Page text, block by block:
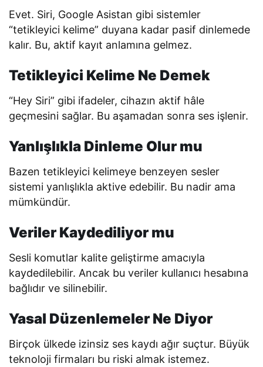
Evet. Siri, Google Asistan gibi sistemler
“tetikleyici kelime” duyana kadar pasif dinlemede
kalır. Bu, aktif kayıt anlamına gelmez.
Tetikleyici Kelime Ne Demek
“Hey Siri” gibi ifadeler, cihazın aktif hâle
geçmesini sağlar. Bu aşamadan sonra ses işlenir.
Yanlışlıkla Dinleme Olur mu
Bazen tetikleyici kelimeye benzeyen sesler
sistemi yanlışlıkla aktive edebilir. Bu nadir ama
mümkündür.
Veriler Kaydediliyor mu
Sesli komutlar kalite geliştirme amacıyla
kaydedilebilir. Ancak bu veriler kullanıcı hesabına
bağlıdır ve silinebilir.
Yasal Düzenlemeler Ne Diyor
Birçok ülkede izinsiz ses kaydı ağır suçtur. Büyük
teknoloji firmaları bu riski almak istemez.